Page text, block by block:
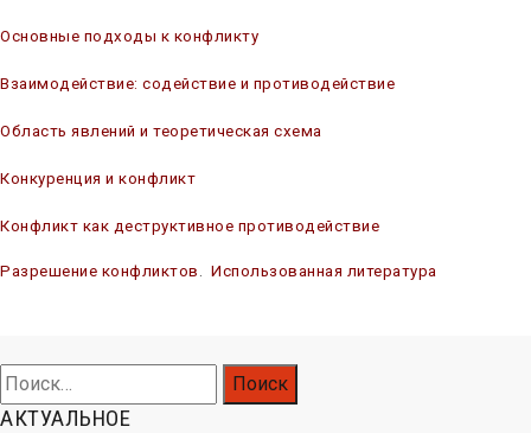
Основные подходы к конфликту
Взаимодействие: содействие и противодействие
Область явлений и теоретическая схема
Конкуренция и конфликт
Конфликт как деструктивное противодействие
Разрешение конфликтов Использованная литература
Найти:
АКТУАЛЬНОЕ